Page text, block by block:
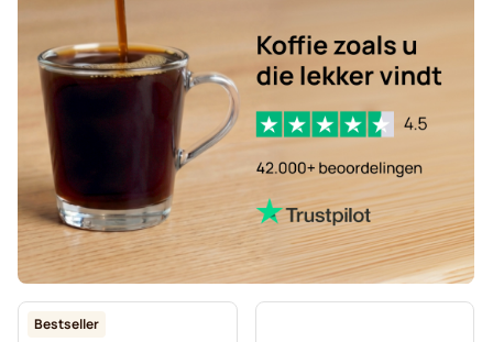
Bestseller